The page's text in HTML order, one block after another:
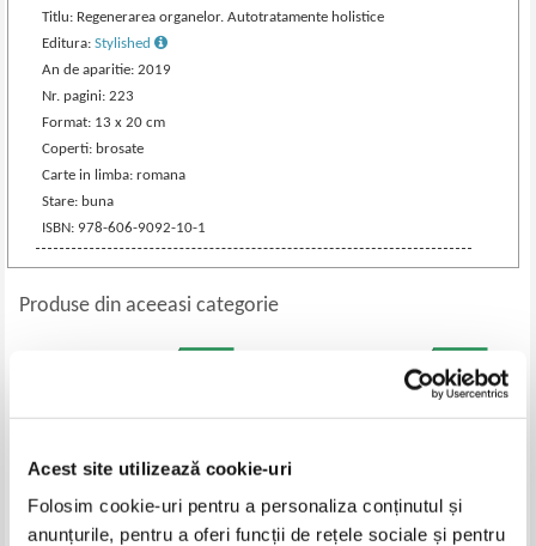
Acest site utilizează cookie-uri
Folosim cookie-uri pentru a personaliza conținutul și
anunțurile, pentru a oferi funcții de rețele sociale și pentru
Titlu: Regenerarea organelor. Autotratamente holistice
Editura:Stylished
An de aparitie: 2019
Nr. pagini: 223
Format: 13 x 20 cm
Coperti: brosate
Carte in limba: romana
Stare: buna
ISBN: 978-606-9092-10-1
Produse din aceeasi categorie